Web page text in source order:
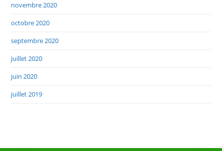
novembre 2020
octobre 2020
septembre 2020
juillet 2020
juin 2020
juillet 2019